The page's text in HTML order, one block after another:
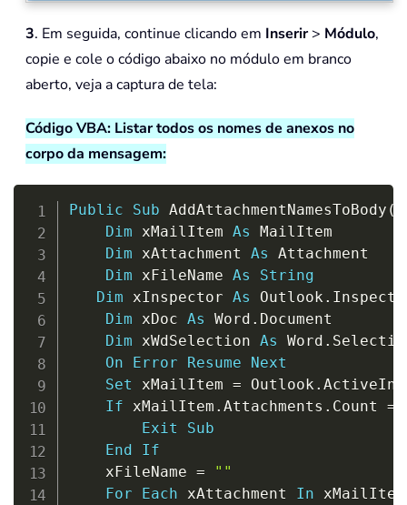
3. Em seguida, continue clicando em Inserir> Módulo,
copie e cole o código abaixo no módulo em branco
aberto, veja a captura de tela:
Código VBA: Listar todos os nomes de anexos no
corpo da mensagem:
Public Sub AddAttachmentNamesToBody (
Dim xMailItem As MailItem
Dim xAttachment As Attachment
Dim xFileName As
String
Dim xInspector As Outlook .
Dim xDoc As Word . Document
Dim xWdSelection As Word .
On
Error Resume
Next
Set xMailItem = Outlook .
If xMailItem . Attachments . Count =
Exit
Sub
End
If
    xFileName
=
""
For
Each xAttachment In xMailItem
Copy